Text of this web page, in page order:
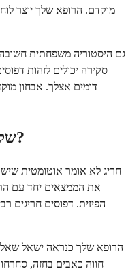
מוקדם. הרופא שלך יוצר
גם היסטוריה משפחתית
דומים אצלך. אבחון
מה קורה אם ה-ECG שלך חריג?
את הממצאים יחד עם
הפיזית. דפוסים חריגים
הרופא שלך כנראה ישאל
חווה כאבים בחזה,